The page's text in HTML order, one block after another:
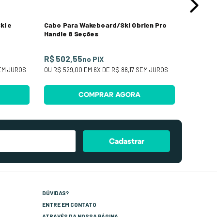
e
JUROS
Cabo Para Wakeboard/Ski Obrien Pro
Handle 8 Seções
R$ 502,55no PIX
OU R$ 529,00 EM 6X DE R$ 88,17 SEM JUROS
COMPRAR AGORA
Cadastrar
DÚVIDAS?
ENTRE EM CONTATO